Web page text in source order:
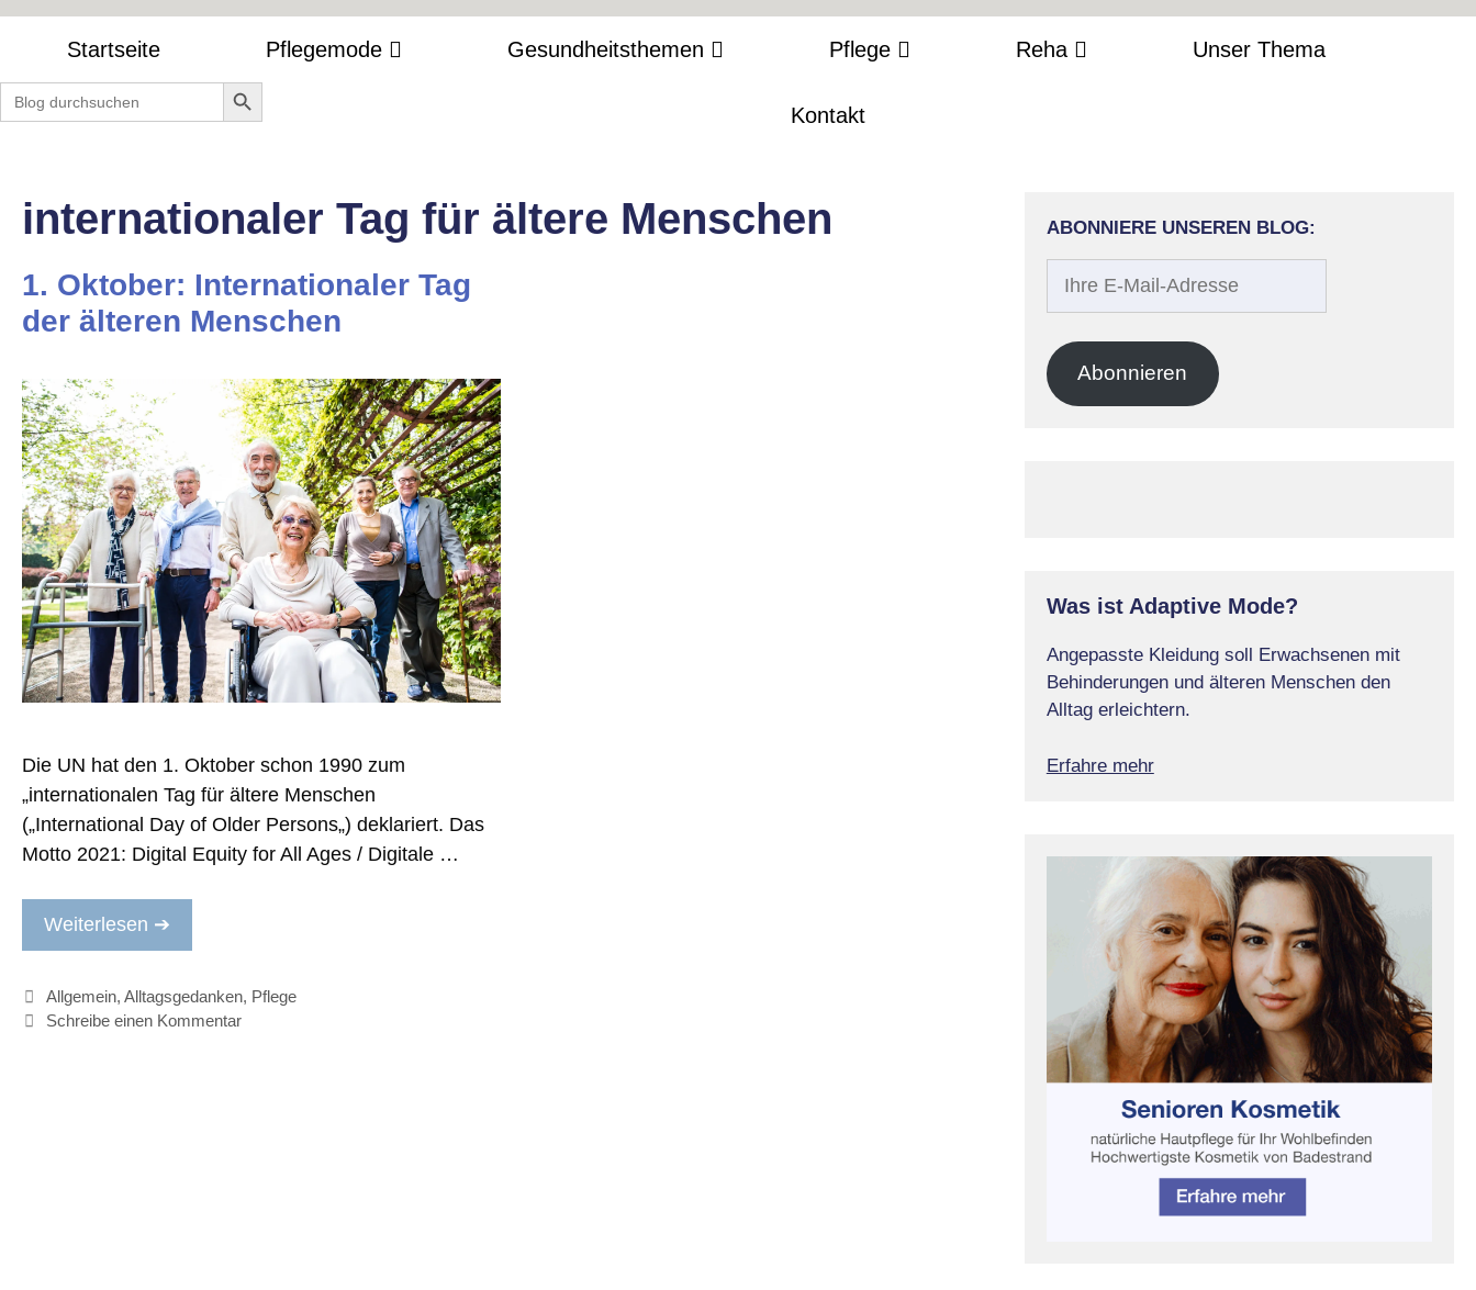
Startseite Pflegemode Gesundheitsthemen Pflege Reha Unser Thema
Kontakt
Search
for:
Search Button
internationaler Tag für ältere Menschen
1. Oktober: Internationaler Tag
der älteren Menschen
Die UN hat den 1. Oktober schon 1990 zum
„internationalen Tag für ältere Menschen
(„International Day of Older Persons„) deklariert. Das
Motto 2021: Digital Equity for All Ages / Digitale …
Weiterlesen ➔
Kategorien
Allgemein,Alltagsgedanken, Pflege
Schreibe einen Kommentar
ABONNIERE UNSEREN BLOG:
Adresse
Abonnieren
Was ist Adaptive Mode?
Angepasste Kleidung soll Erwachsenen mit
Behinderungen und älteren Menschen den
Alltag erleichtern.
Erfahre mehr